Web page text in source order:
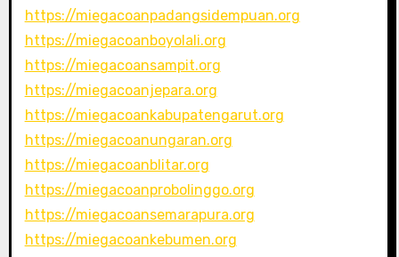
https://miegacoanpadangsidempuan.org
https://miegacoanboyolali.org
https://miegacoansampit.org
https://miegacoanjepara.org
https://miegacoankabupatengarut.org
https://miegacoanungaran.org
https://miegacoanblitar.org
https://miegacoanprobolinggo.org
https://miegacoansemarapura.org
https://miegacoankebumen.org